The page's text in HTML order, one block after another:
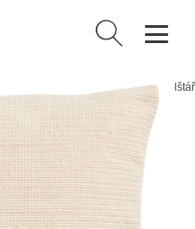
Vyhledávání
Kave Home Béžový povlak na polštář